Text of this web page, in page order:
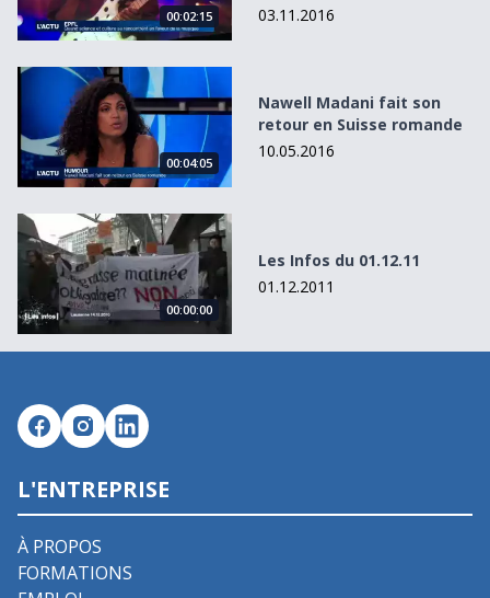
00:02:15
03.11.2016
Nawell Madani fait son retour en Suisse romande
00:04:05
Nawell Madani fait son
retour en Suisse romande
10.05.2016
Les Infos du 01.12.11
00:00:00
Les Infos du 01.12.11
01.12.2011
L'ENTREPRISE
À PROPOS
FORMATIONS